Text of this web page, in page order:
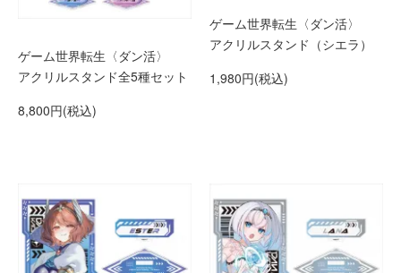
ゲーム世界転生〈ダン活〉
アクリルスタンド全5種セット
8,800円(税込)
ゲーム世界転生〈ダン活〉
アクリルスタンド（シエラ）
1,980円(税込)